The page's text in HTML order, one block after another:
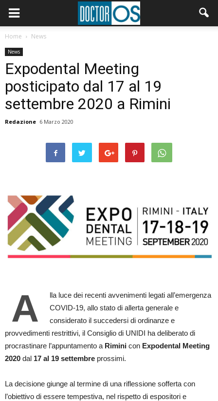
Home News
News
Expodental Meeting
posticipato dal 17 al 19
settembre 2020 a Rimini
Redazione 6 Marzo 2020
A
lla luce dei recenti avvenimenti legati all’emergenza
COVID-19, allo stato di allerta generale e
considerato il succedersi di ordinanze e
provvedimenti restrittivi, il Consiglio di UNIDI ha deliberato di
procrastinare l’appuntamento a Rimini con Expodental Meeting
2020 dal 17 al 19 settembre prossimi.
La decisione giunge al termine di una riflessione sofferta con
l’obiettivo di essere tempestiva, nel rispetto di espositori e